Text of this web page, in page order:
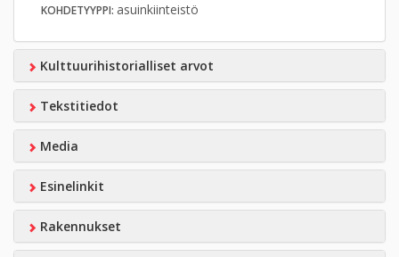
KOHDETYYPPI: asuinkiinteistö
Kulttuurihistorialliset arvot
Tekstitiedot
Media
Esinelinkit
Rakennukset